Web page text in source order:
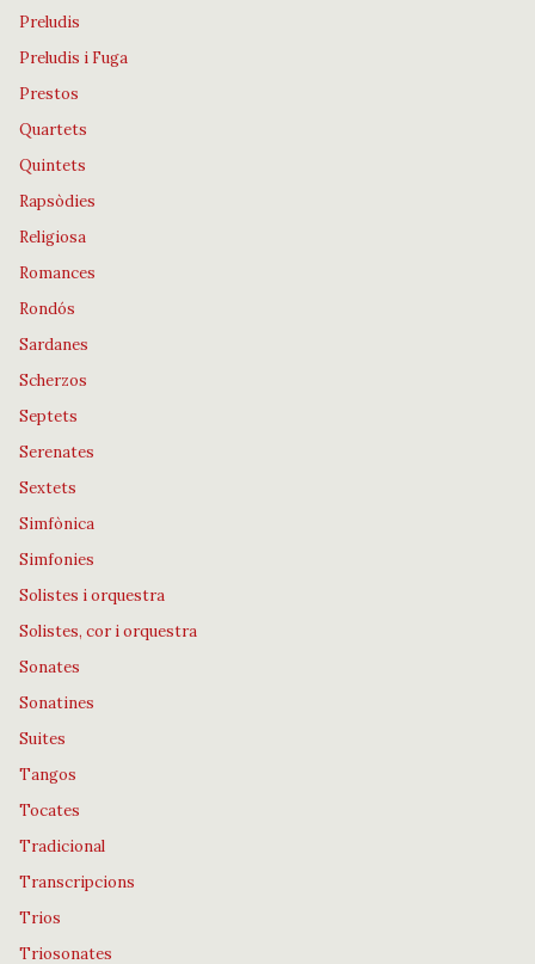
Preludis
Preludis i Fuga
Prestos
Quartets
Quintets
Rapsòdies
Religiosa
Romances
Rondós
Sardanes
Scherzos
Septets
Serenates
Sextets
Simfònica
Simfonies
Solistes i orquestra
Solistes, cor i orquestra
Sonates
Sonatines
Suites
Tangos
Tocates
Tradicional
Transcripcions
Trios
Triosonates